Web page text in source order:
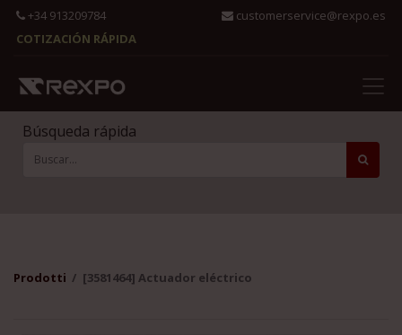
+34 913209784
customerservice@rexpo.es
COTIZACIÓN RÁPIDA
Búsqueda rápida
Prodotti [3581464] Actuador eléctrico